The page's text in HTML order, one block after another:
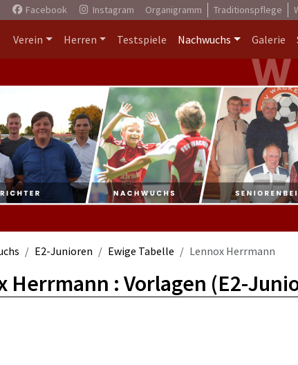
Facebook Instagram Organigramm Traditionspflege
Verein Herren Testspiele Nachwuchs Galerie
E2-Junioren Ewige Tabelle Lennox Herrmann
Herrmann : Vorlagen (E2-